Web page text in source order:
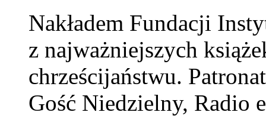
Nakładem Fundacji
z najważniejszych
chrześcijaństwu.
Gość Niedzielny, Radio